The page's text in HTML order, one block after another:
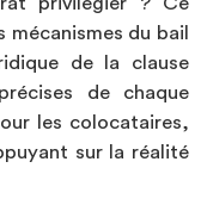
du bail
de la clause
de chaque
les colocataires,
sur la réalité